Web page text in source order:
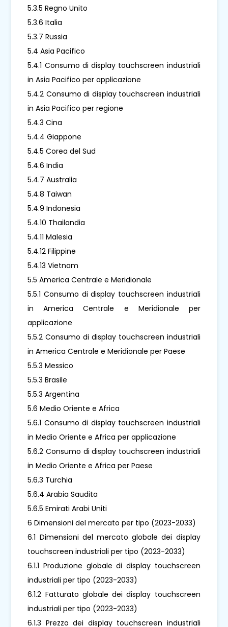
5.3.5 Regno Unito
5.3.6 Italia
5.3.7 Russia
5.4 Asia Pacifico
5.4.1 Consumo di display touchscreen industriali
in Asia Pacifico per applicazione
5.4.2 Consumo di display touchscreen industriali
in Asia Pacifico per regione
5.4.3 Cina
5.4.4 Giappone
5.4.5 Corea del Sud
5.4.6 India
5.4.7 Australia
5.4.8 Taiwan
5.4.9 Indonesia
5.4.10 Thailandia
5.4.11 Malesia
5.4.12 Filippine
5.4.13 Vietnam
5.5 America Centrale e Meridionale
5.5.1 Consumo di display touchscreen industriali
in America Centrale e Meridionale per
applicazione
5.5.2 Consumo di display touchscreen industriali
in America Centrale e Meridionale per Paese
5.5.3 Messico
5.5.3 Brasile
5.5.3 Argentina
5.6 Medio Oriente e Africa
5.6.1 Consumo di display touchscreen industriali
in Medio Oriente e Africa per applicazione
5.6.2 Consumo di display touchscreen industriali
in Medio Oriente e Africa per Paese
5.6.3 Turchia
5.6.4 Arabia Saudita
5.6.5 Emirati Arabi Uniti
6 Dimensioni del mercato per tipo (2023-2033)
6.1 Dimensioni del mercato globale dei display
touchscreen industriali per tipo (2023-2033)
6.1.1 Produzione globale di display touchscreen
industriali per tipo (2023-2033)
6.1.2 Fatturato globale dei display touchscreen
industriali per tipo (2023-2033)
6.1.3 Prezzo dei display touchscreen industriali